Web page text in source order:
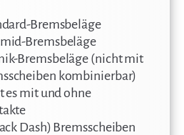
Bremsbeläge
Bremsbeläge
Bremsbeläge (nicht mit
kombinierbar)
es mit und ohne
Dash) Bremsscheiben